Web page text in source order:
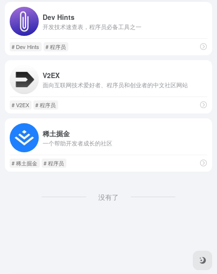
Dev Hints
开发技术速查表，程序员必备工具之一
# Dev Hints # 程序员
V2EX
面向互联网技术爱好者、程序员和创业者的中文社区网站
# V2EX # 程序员
稀土掘金
一个帮助开发者成长的社区
# 稀土掘金 # 程序员
没有了